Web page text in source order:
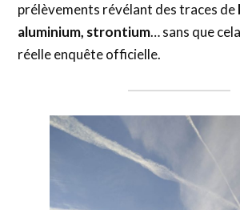
prélèvements révélant des traces de
aluminium, strontium… sans que
réelle enquête officielle.